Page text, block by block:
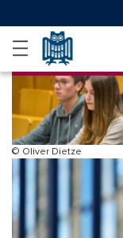
zum
Inhalt
© Oliver Dietze